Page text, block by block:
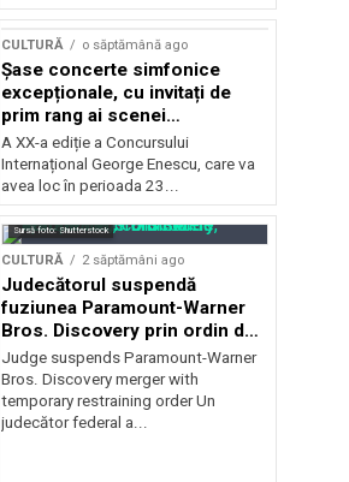
CULTURĂ o săptămână ago
Șase concerte simfonice
excepționale, cu invitați de
prim rang ai scenei
internaționale și ansambluri
orchestrale românești de
prestigiu, în programul
Concursului Enescu 2026
A XX-a ediție a Concursului
Internațional George Enescu, care va
avea loc în perioada 23...
Sursă foto: Shutterstock
CULTURĂ 2 săptămâni ago
Judecătorul suspendă
fuziunea Paramount-Warner
Bros. Discovery prin ordin de
restricție temporară
Judge suspends Paramount-Warner
Bros. Discovery merger with
temporary restraining order Un
judecător federal a...